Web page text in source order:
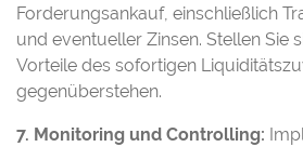
Forderungsankauf, einschließlich
und eventueller Zinsen. Stellen Sie
Vorteile des sofortigen
gegenüberstehen.
7. Monitoring und Controlling: